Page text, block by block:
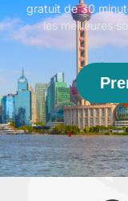
gratuit de 30
les meilleures